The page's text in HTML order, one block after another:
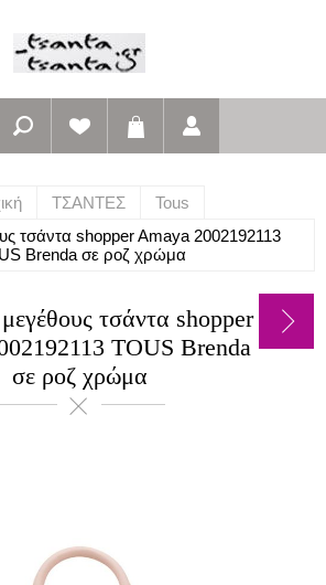
ΤΣΑΝΤΕΣ
Tous
τσάντα shopper Amaya 2002192113
Brenda σε ροζ χρώμα
τσάντα shopper
TOUS Brenda
σε ροζ χρώμα